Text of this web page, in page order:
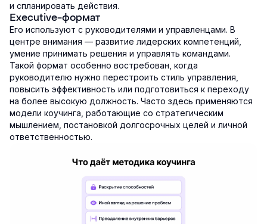
и спланировать действия.
Executive-формат
Его используют с руководителями и управленцами. В
центре внимания — развитие лидерских компетенций,
умение принимать решения и управлять командами.
Такой формат особенно востребован, когда
руководителю нужно перестроить стиль управления,
повысить эффективность или подготовиться к переходу
на более высокую должность. Часто здесь применяются
модели коучинга, работающие со стратегическим
мышлением, постановкой долгосрочных целей и личной
ответственностью.